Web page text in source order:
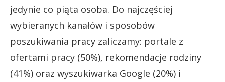
jedynie co piąta osoba. Do najczęściej
wybieranych kanałów i sposobów
poszukiwania pracy zaliczamy: portale z
ofertami pracy (50%), rekomendacje rodziny
(41%) oraz wyszukiwarka Google (20%) i